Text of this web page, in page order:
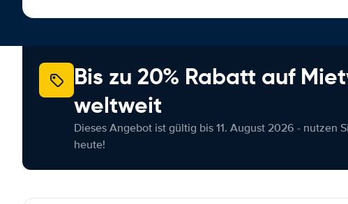
Bis zu 20% Rabatt auf
weltweit
Dieses Angebot ist gültig bis 11. August 2026 - nutzen
heute!